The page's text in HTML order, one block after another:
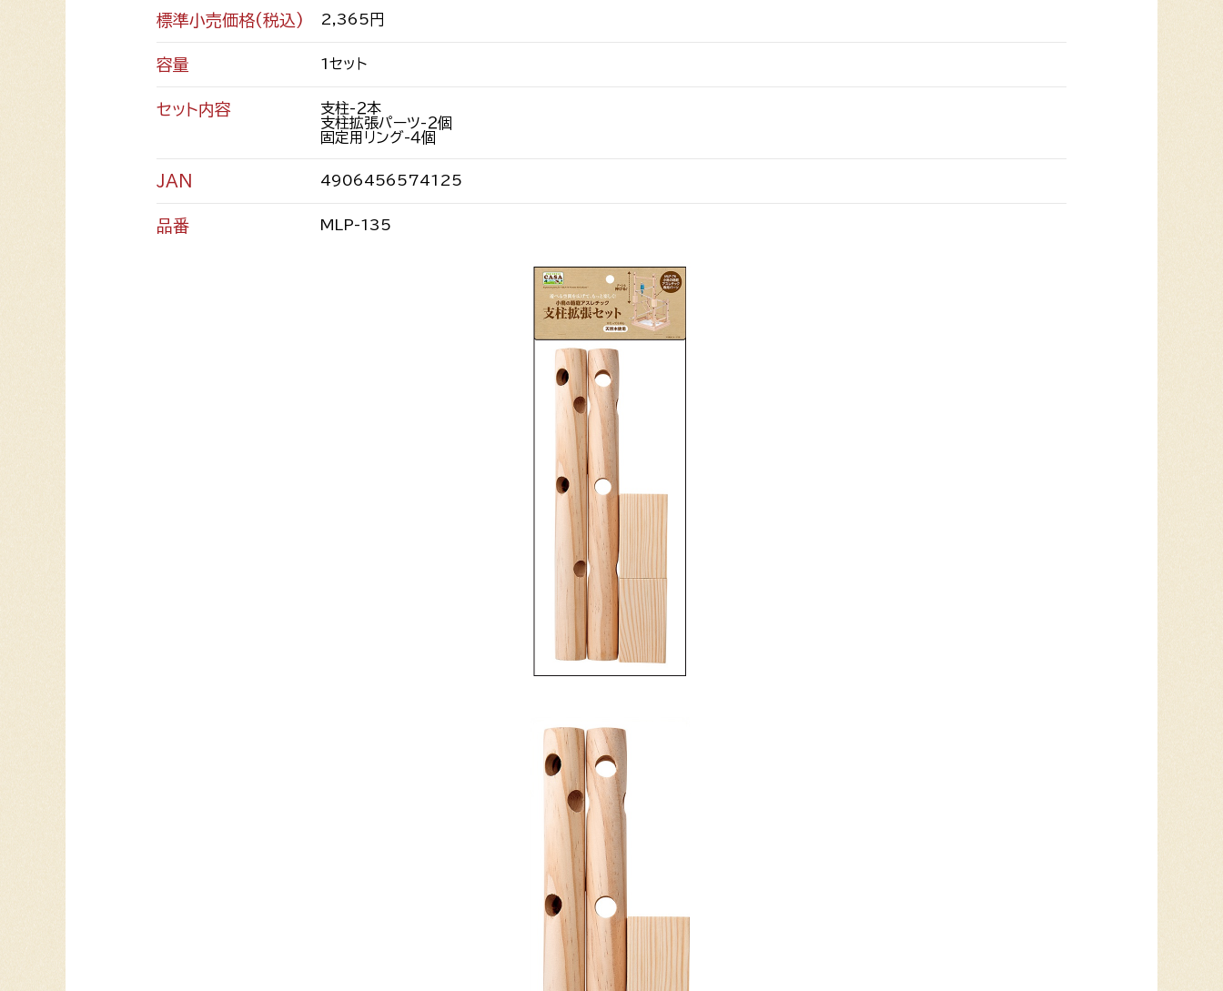
標準小売価格(税込) 2,365円
容量 1セット
セット内容
支柱-２本
支柱拡張パーツ-２個
固定用リング-４個
JAN 4906456574125
品番 MLP-135